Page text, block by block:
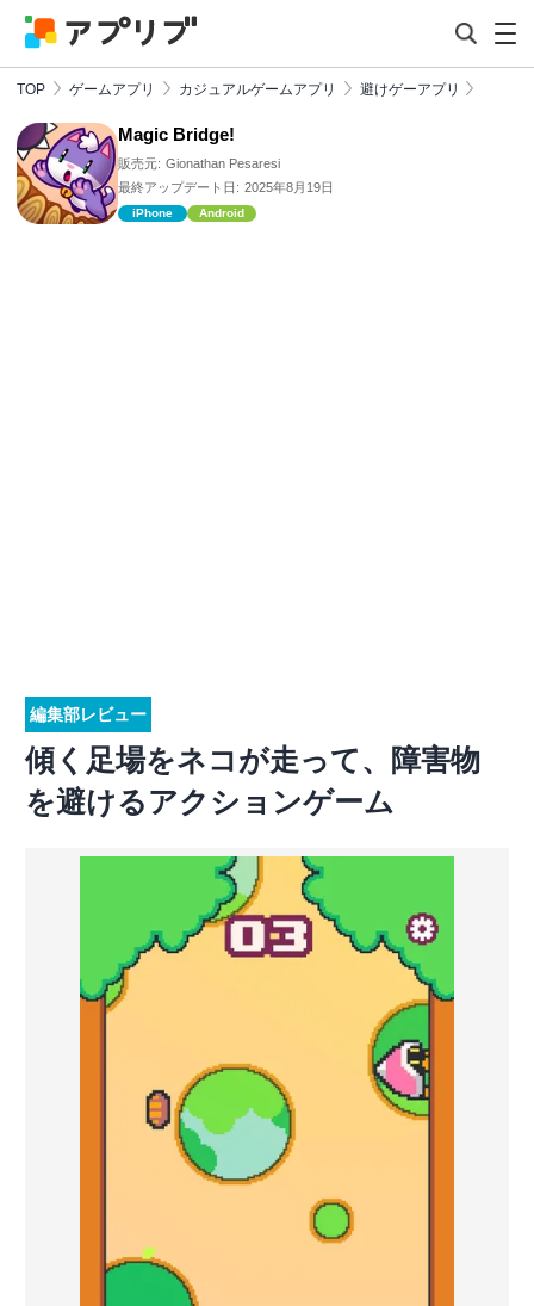
TOP ゲームアプリ カジュアルゲームアプリ 避けゲーアプリ
Magic Bridge!
販売元: Gionathan Pesaresi
最終アップデート日: 2025年8月19日
iPhone Android
編集部レビュー
傾く足場をネコが走って、障害物
を避けるアクションゲーム